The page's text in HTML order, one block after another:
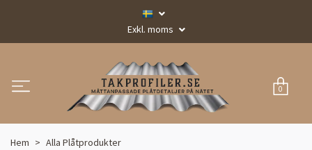
Exkl. moms
0
Hem
Alla Plåtprodukter